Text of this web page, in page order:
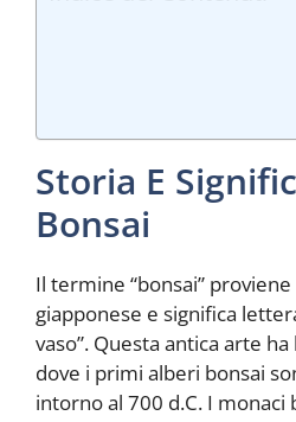
Storia E
Bonsai
Il termine “bonsai”
giapponese e significa
vaso”. Questa antica arte
dove i primi alberi bonsai
intorno al 700 d.C. I